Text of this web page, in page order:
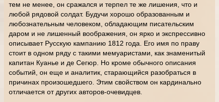
тем не менее, он сражался и терпел те же лишения, что и
любой рядовой солдат. Будучи хорошо образованным и
любознательным человеком, обладающим писательским
даром и не лишенный воображения, он ярко и экспрессивно
описывает Русскую кампанию 1812 года. Его имя по праву
стоит в одном ряду с такими мемуаристами, как знаменитый
капитан Куанье и де Сегюр. Но кроме обычного описания
событий, он еще и аналитик, старающийся разобраться в
причинах произошедшего. Этим свойством он кардинально
отличается от других авторов-очевидцев.